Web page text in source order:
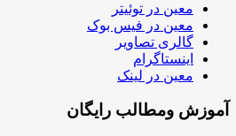
معین در توئیتر
معین در فیس بوک
گالری تصاویر
اینستاگرام
معین در لینک
آموزش ومطالب رایگان